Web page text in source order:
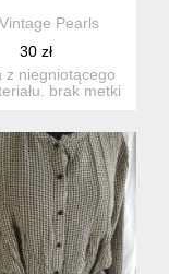
Pearls
30 zł
z niegniotącego
brak metki